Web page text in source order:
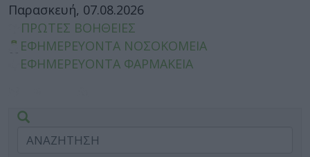
Παρασκευή, 07.08.2026
ΠΡΩΤΕΣ ΒΟΗΘΕΙΕΣ
ΕΦΗΜΕΡΕΥΟΝΤΑ ΝΟΣΟΚΟΜΕΙΑ
ΕΦΗΜΕΡΕΥΟΝΤΑ ΦΑΡΜΑΚΕΙΑ